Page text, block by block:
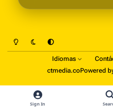
Light ModeDark ModeSystem Preference
Idiomas
ctmedia.coPowered
Sign In